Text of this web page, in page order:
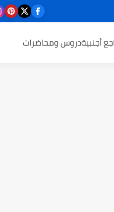
أجنبيةدروس ومحاضرات